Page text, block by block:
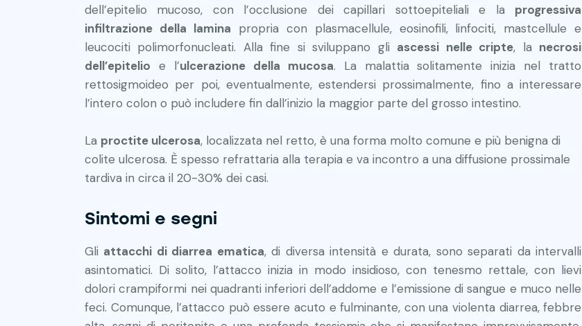
dell’epitelio mucoso, con l’occlusione dei capillari sottoepiteliali e la progressiva
infiltrazione della lamina propria con plasmacellule, eosinofili, linfociti, mastcellule e
leucociti polimorfonucleati. Alla fine si sviluppano gli ascessi nelle cripte, la necrosi
dell’epitelio e l’ulcerazione della mucosa. La malattia solitamente inizia nel tratto
rettosigmoideo per poi, eventualmente, estendersi prossimalmente, fino a interessare
l’intero colon o può includere fin dall’inizio la maggior parte del grosso intestino.
La proctite ulcerosa, localizzata nel retto, è una forma molto comune e più benigna di
colite ulcerosa. È spesso refrattaria alla terapia e va incontro a una diffusione prossimale
tardiva in circa il 20-30% dei casi.
Sintomi e segni
Gli attacchi di diarrea ematica, di diversa intensità e durata, sono separati da intervalli
asintomatici. Di solito, l’attacco inizia in modo insidioso, con tenesmo rettale, con lievi
dolori crampiformi nei quadranti inferiori dell’addome e l’emissione di sangue e muco nelle
feci. Comunque, l’attacco può essere acuto e fulminante, con una violenta diarrea, febbre